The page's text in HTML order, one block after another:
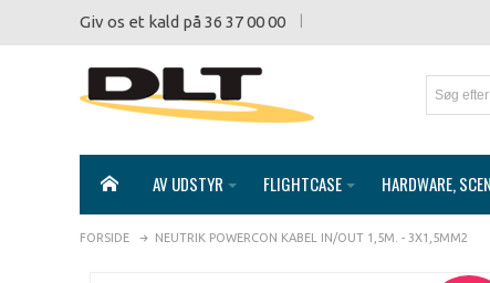
Giv os et kald på 36 37 00 00
AV UDSTYR FLIGHTCASE HARDWARE,
FORSIDE NEUTRIK POWERCON KABEL IN/OUT 1,5M. - 3X1,5MM2